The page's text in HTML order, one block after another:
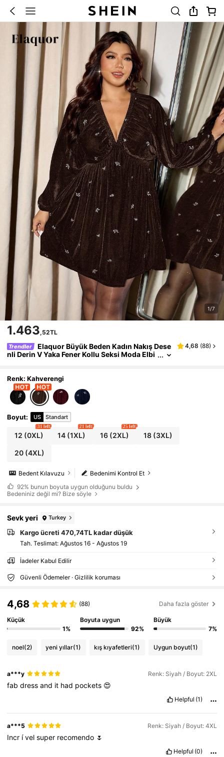
1/7
1.463,52TL
Trendler
Elaquor Büyük Beden Kadın Nakış Dese
nli Derin V Yaka Fener Kollu Seksi Moda Elbi
4,68 (88)
Renk: Kahverengi
Boyut: US Standart
12 (0XL)
31 left
14 (1XL)
21 left
16(2XL)
25 left
18(3XL)
20(4XL)
Bedenimi Kontrol Et
Bedent Kılavuzu
92% bunun boyuta uygun olduğunu buldu
Bedeniniz değil mi? Bize söyle
Sevk yeri Turkey
Kargo ücreti 470,74TL kadar düşük
Tah. Teslimat: Ağustos 16 - Ağustos 19
İadeler Kabul Edilir
Güvenli Ödemeler · Gizlilik koruması
4,68 (88) Daha fazla göster
Küçük
1%
Boyuta uygun
92%
Büyük
7%
noel(2) yeni yıllar(1) kış kıyafetleri(1) Uygun boyut(1)
a***y Renk: Siyah / Boyut: 2XL
fabdressand it had pockets 😍
Helpful (1)
a***5 Renk: Siyah / Boyut: 4XL
Incr ívelsuper recomendo 🌷
Helpful (0)